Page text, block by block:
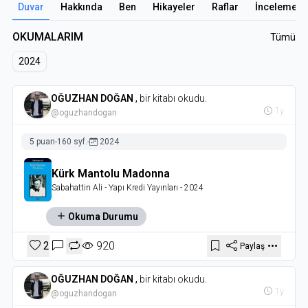
Duvar Hakkında Ben Hikayeler Raflar
OKUMALARIM Tümü
2024
OĞUZHAN DOĞAN, bir kitabı okudu.
@oguzhandogan 1y
5 puan-160 syf.- 2024
Kürk Mantolu Madonna
Sabahattin Ali - Yapı Kredi Yayınları - 2024
Okuma Durumu
2 920 Paylaş
OĞUZHAN DOĞAN, bir kitabı okudu.
@oguzhandogan 1y